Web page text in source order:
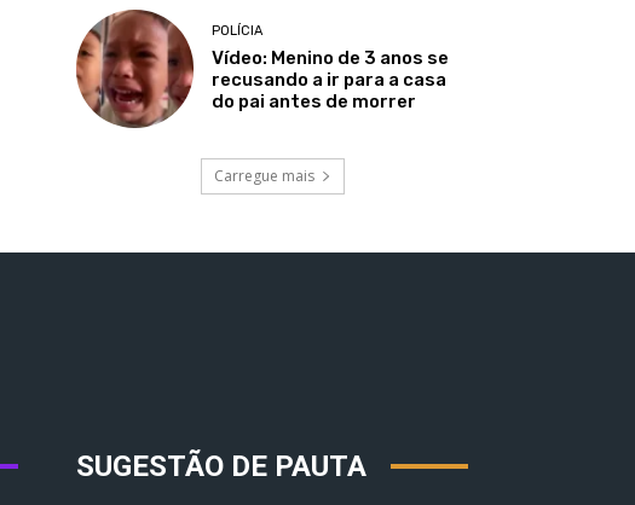
POLÍCIA
Vídeo: Menino de 3 anos se
recusando a ir para a casa
do pai antes de morrer
Carregue mais
SUGESTÃO DE PAUTA